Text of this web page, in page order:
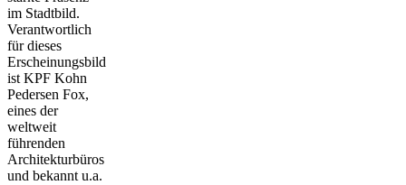
im Stadtbild.
Verantwortlich
für dieses
Erscheinungsbild
ist KPF Kohn
Pedersen Fox,
eines der
weltweit
führenden
Architekturbüros
und bekannt u.a.